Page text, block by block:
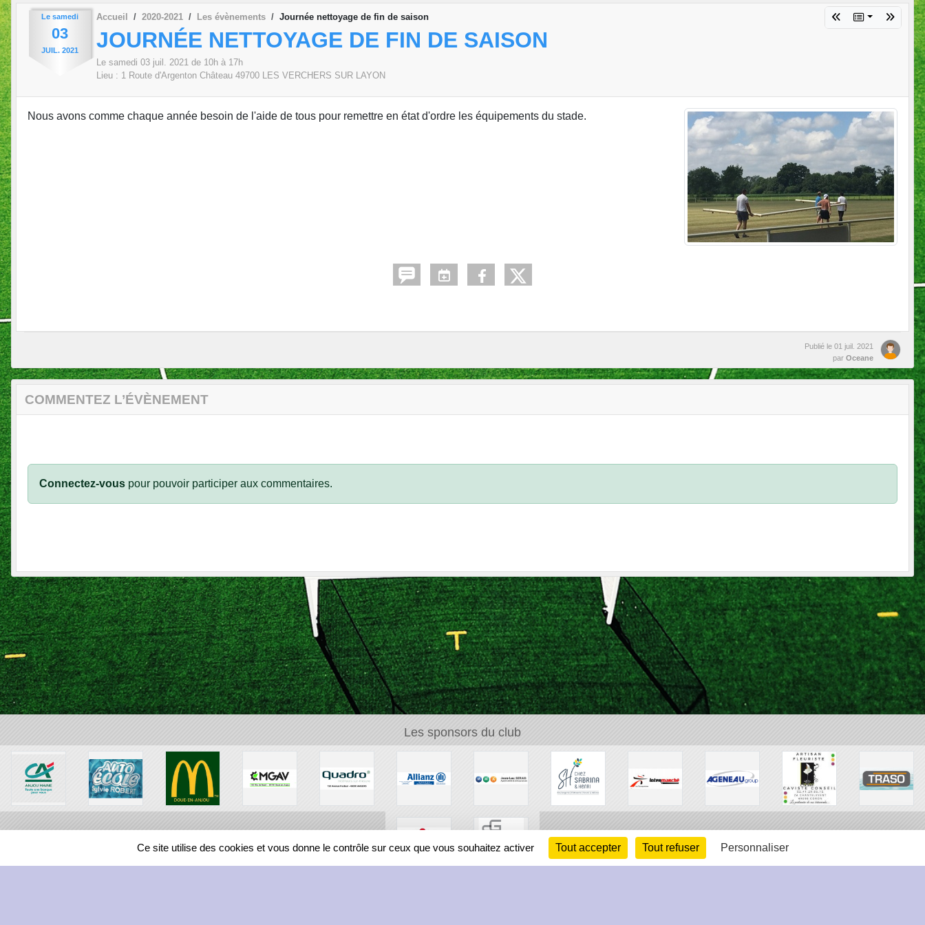
Le samedi
03
JUIL. 2021
Accueil 2020-2021 Les évènements Journée nettoyage de fin de saison
JOURNÉE NETTOYAGE DE FIN DE SAISON
Le samedi 03 juil. 2021 de 10h à 17h
Lieu : 1 Route d'Argenton Château 49700 LES VERCHERS SUR LAYON
Nous avons comme chaque année besoin de l'aide de tous pour remettre en état d'ordre les équipements du stade.
Publié le 01 juil. 2021
par Oceane
COMMENTEZ L’ÉVÈNEMENT
Connectez-vous pour pouvoir participer aux commentaires.
Les sponsors du club
Ce site utilise des cookies et vous donne le contrôle sur ceux que vous souhaitez activer Tout accepter Tout refuser Personnaliser